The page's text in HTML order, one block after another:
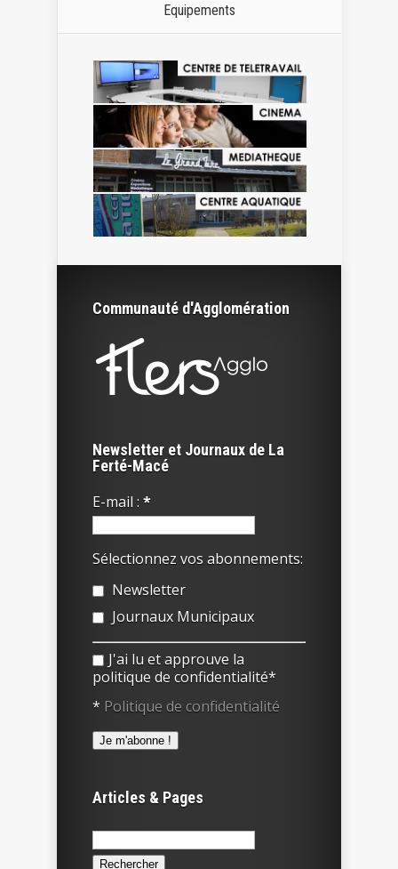
Equipements
Communauté d'Agglomération
Newsletter et Journaux de La
Ferté-Macé
E-mail : *
Sélectionnez vos abonnements:
Newsletter
Journaux Municipaux
J'ai lu et approuve la
politique de confidentialité*
* Politique de confidentialité
Articles & Pages
Rechercher :